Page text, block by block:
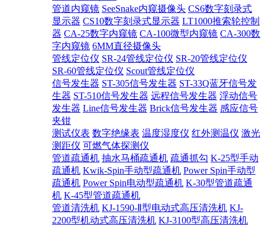
管道内窥镜 SeeSnake内窥摄像头 CS6数字刻录式
显示器 CS10数字刻录式显示器 LT1000推索轮控制
器 CA-25数字内窥镜 CA-100微型内窥镜 CA-300数
字内窥镜 6MM直径摄像头
管线定位仪 SR-24管线定位仪 SR-20管线定位仪
SR-60管线定位仪 Scout管线定位仪
信号发生器 ST-305信号发生器 ST-33Q蓝牙信号发
生器 ST-510信号发生器 远程信号发生器 浮动信号
发生器 Line信号发生器 Brick信号发生器 感应信号
夹钳
测试仪表 数字绝缘表 温度湿度仪 红外测温仪 激光
测距仪 可燃气体探测仪
管道疏通机 抽水马桶疏通机 疏通抓勾 K-25型手动
疏通机 Kwik-Spin手动型疏通机 Power Spin手动型
疏通机 Power Spin电动型疏通机 K-30型管道疏通
机 K-45型管道疏通机
管道清洗机 KJ-1590-Ⅱ型电动式高压清洗机 KJ-
2200型机动式高压清洗机 KJ-3100型高压清洗机